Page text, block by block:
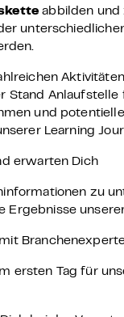
abbilden und
Stand Anlaufstelle
und
Learning
erwarten Dich
zu
Ergebnisse
ersten Tag für